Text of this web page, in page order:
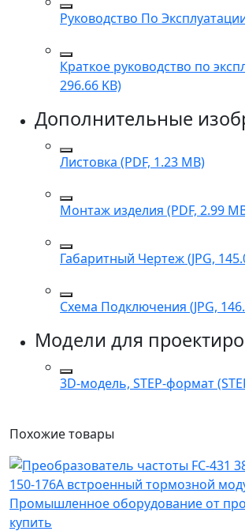
Руководство По
Краткое руководство по
296.66 KB)
Дополнительные
Листовка (PDF, 1.23 MB)
Монтаж изделия (PDF, 2.99
Габаритный Чертеж (JPG,
Схема Подключения (JPG,
Модели для
3D-модель, STEP-формат
Похожиетовары